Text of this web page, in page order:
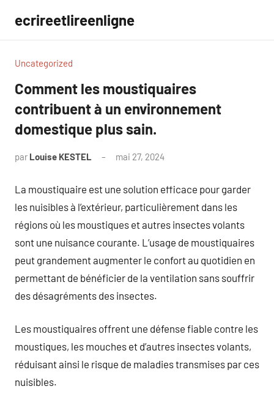
contenu
ecrireetlireenligne
Uncategorized
Comment les moustiquaires
contribuent à un environnement
domestique plus sain.
par Louise KESTEL mai 27, 2024
La moustiquaire est une solution efficace pour garder
les nuisibles à l’extérieur, particulièrement dans les
régions où les moustiques et autres insectes volants
sont une nuisance courante. L’usage de moustiquaires
peut grandement augmenter le confort au quotidien en
permettant de bénéficier de la ventilation sans souffrir
des désagréments des insectes.
Les moustiquaires offrent une défense fiable contre les
moustiques, les mouches et d’autres insectes volants,
réduisant ainsi le risque de maladies transmises par ces
nuisibles.